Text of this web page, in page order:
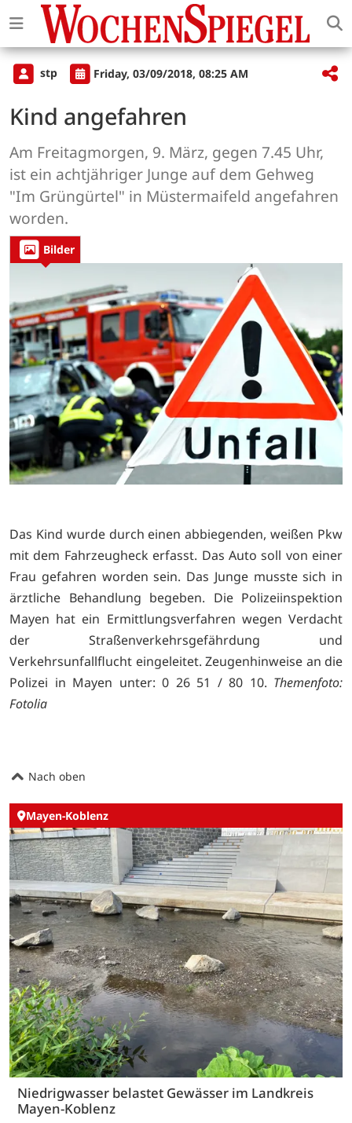
stp Friday, 03/09/2018, 08:25 AM
Kind angefahren
Am Freitagmorgen, 9. März, gegen 7.45 Uhr,
ist ein achtjähriger Junge auf dem Gehweg
"Im Grüngürtel" in Müstermaifeld angefahren
worden.
Bilder
Das Kind wurde durch einen abbiegenden, weißen Pkw
mit dem Fahrzeugheck erfasst. Das Auto soll von einer
Frau gefahren worden sein. Das Junge musste sich in
ärztliche Behandlung begeben. Die Polizeiinspektion
Mayen hat ein Ermittlungsverfahren wegen Verdacht
der Straßenverkehrsgefährdung und
Verkehrsunfallflucht eingeleitet. Zeugenhinweise an die
Polizei in Mayen unter: 0 26 51 / 80 10. Themenfoto:
Fotolia
Nach oben
Mayen-Koblenz
Niedrigwasser belastet Gewässer im Landkreis
Mayen-Koblenz